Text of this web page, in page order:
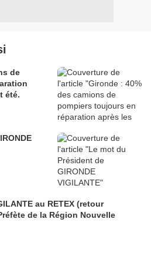
de
été.
au RETEX (retour
de la Région Nouvelle